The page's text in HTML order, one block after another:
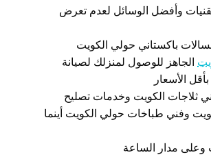
وأفضل الوسائل لعدم تعرض
باكستاني حولي الكويت
الجاهز للوصول لمنزلك لصيانة
الأسعار
ثلاجات الكويت وخدمات تصليح
وفني طباخات حولي الكويت أينما
مدار الساعة